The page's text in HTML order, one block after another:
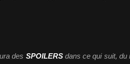
des SPOILERSdans ce qui suit, du